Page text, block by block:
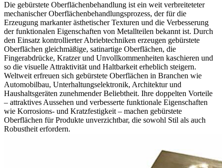
Die gebürstete Oberflächenbehandlung ist ein weit verbreiteteter
mechanischer Oberflächenbehandlungsprozess, der für die
Erzeugung markanter ästhetischer Texturen und die Verbesserung
der funktionalen Eigenschaften von Metallteilen bekannt ist. Durch
den Einsatz kontrollierter Abriebtechniken erzeugen gebürstete
Oberflächen gleichmäßige, satinartige Oberflächen, die
Fingerabdrücke, Kratzer und Unvollkommenheiten kaschieren und
so die visuelle Attraktivität und Haltbarkeit erheblich steigern.
Weltweit erfreuen sich gebürstete Oberflächen in Branchen wie
Automobilbau, Unterhaltungselektronik, Architektur und
Haushaltsgeräten zunehmender Beliebtheit. Ihre doppelten Vorteile
– attraktives Aussehen und verbesserte funktionale Eigenschaften
wie Korrosions- und Kratzfestigkeit – machen gebürstete
Oberflächen für Produkte unverzichtbar, die sowohl Stil als auch
Robustheit erfordern.